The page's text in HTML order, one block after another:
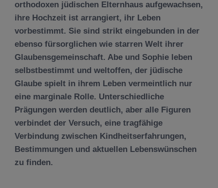
orthodoxen jüdischen Elternhaus aufgewachsen,
ihre Hochzeit ist arrangiert, ihr Leben
vorbestimmt. Sie sind strikt eingebunden in der
ebenso fürsorglichen wie starren Welt ihrer
Glaubensgemeinschaft. Abe und Sophie leben
selbstbestimmt und weltoffen, der jüdische
Glaube spielt in ihrem Leben vermeintlich nur
eine marginale Rolle. Unterschiedliche
Prägungen werden deutlich, aber alle Figuren
verbindet der Versuch, eine tragfähige
Verbindung zwischen Kindheitserfahrungen,
Bestimmungen und aktuellen Lebenswünschen
zu finden.